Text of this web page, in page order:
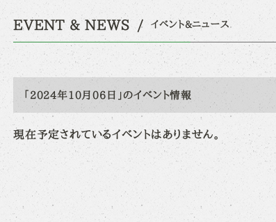
EVENT & NEWS イベント&ニュース
「2024年10月06日」のイベント情報
現在予定されているイベントはありません。